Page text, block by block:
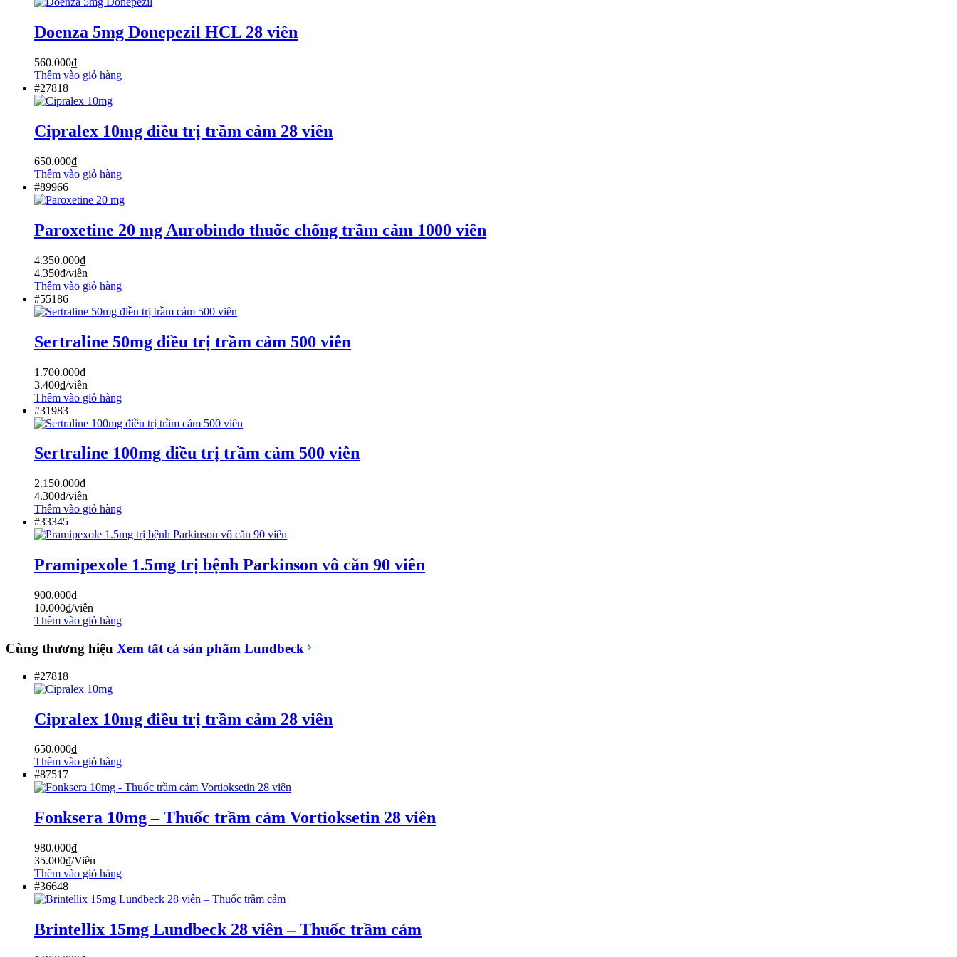
Doenza 5mg Donepezil HCL 28 viên
560.000₫
Thêm vào giỏ hàng
#27818
Cipralex 10mg điều trị trầm cảm 28 viên
650.000₫
Thêm vào giỏ hàng
#89966
Paroxetine 20 mg Aurobindo thuốc chống trầm cảm 1000 viên
4.350.000₫
4.350₫/viên
Thêm vào giỏ hàng
#55186
Sertraline 50mg điều trị trầm cảm 500 viên
1.700.000₫
3.400₫/viên
Thêm vào giỏ hàng
#31983
Sertraline 100mg điều trị trầm cảm 500 viên
2.150.000₫
4.300₫/viên
Thêm vào giỏ hàng
#33345
Pramipexole 1.5mg trị bệnh Parkinson vô căn 90 viên
900.000₫
10.000₫/viên
Thêm vào giỏ hàng
Cùng thương hiệu Xem tất cả sản phẩm Lundbeck
#27818
Cipralex 10mg điều trị trầm cảm 28 viên
650.000₫
Thêm vào giỏ hàng
#87517
Fonksera 10mg – Thuốc trầm cảm Vortioksetin 28 viên
980.000₫
35.000₫/Viên
Thêm vào giỏ hàng
#36648
Brintellix 15mg Lundbeck 28 viên – Thuốc trầm cảm